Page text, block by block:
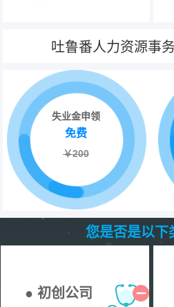
吐鲁番人力资源事
失业金申领
免费
￥200
您是否是以下
● 初创公司